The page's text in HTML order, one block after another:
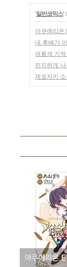
'일반코믹스'
아쿠에리온
내 후배가
여름색 기
진지하게
제로자키